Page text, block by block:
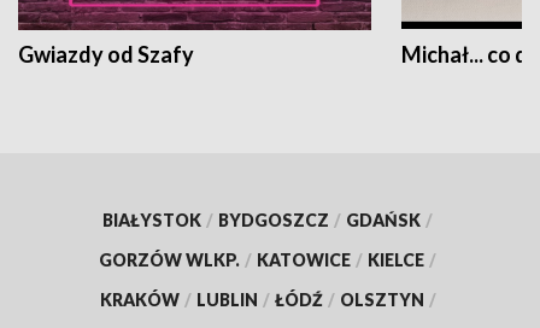
Gwiazdy od Szafy Michał... co
BIAŁYSTOK / BYDGOSZCZ / GDAŃSK /
GORZÓW WLKP. / KATOWICE / KIELCE /
KRAKÓW / LUBLIN / ŁÓDŹ / OLSZTYN /